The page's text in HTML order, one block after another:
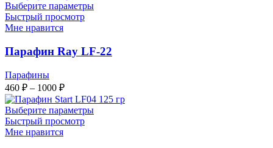
Выберите параметры
Быстрый просмотр
Мне нравится
Парафин Ray LF-22
Парафины
460 ₽ – 1000 ₽Диапазон
цен:
460 ₽
–
Выберите параметры
Быстрый просмотр
Мне нравится